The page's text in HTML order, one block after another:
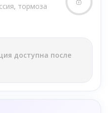
тормоза
доступна после